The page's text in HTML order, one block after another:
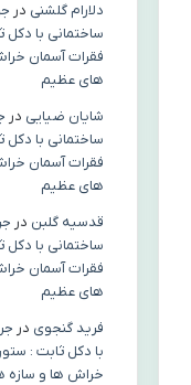
دلارام گلشنی در
ساختمانی با
فقرات آسمان
های عظیم
شایان ضیایی در
ساختمانی با
فقرات آسمان
های عظیم
قدسیه گلبن در
ساختمانی با
فقرات آسمان
های عظیم
فرید گنجوی در
با دکل ثابت :
خراش ها و سازه